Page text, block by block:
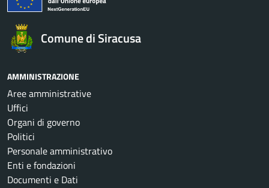
Comune di Siracusa
AMMINISTRAZIONE
Aree amministrative
Uffici
Organi di governo
Politici
Personale amministrativo
Enti e fondazioni
Documenti e Dati